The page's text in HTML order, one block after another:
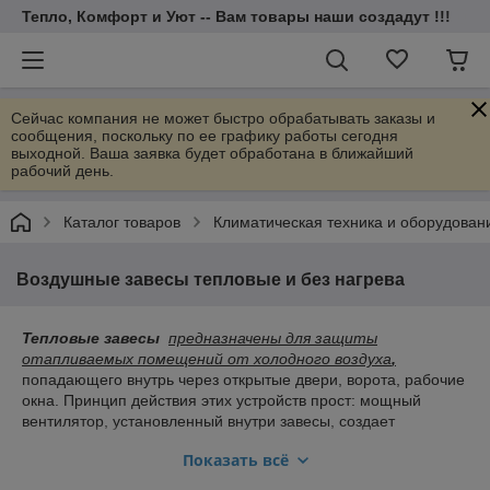
Тепло, Комфорт и Уют -- Вам товары наши создадут !!!
Сейчас компания не может быстро обрабатывать заказы и
сообщения, поскольку по ее графику работы сегодня
выходной. Ваша заявка будет обработана в ближайший
рабочий день.
Каталог товаров Климатическая техника и
Воздушные завесы тепловые и без нагрева
Тепловые завесы предназначены для защиты
отапливаемых помещений от холодного воздуха,
попадающего внутрь через открытые двери, ворота, рабочие
окна. Принцип действия этих устройств прост: мощный
вентилятор, установленный внутри завесы, создает
преграду», не позволяющую теплому воздуху выходить
Показать всё